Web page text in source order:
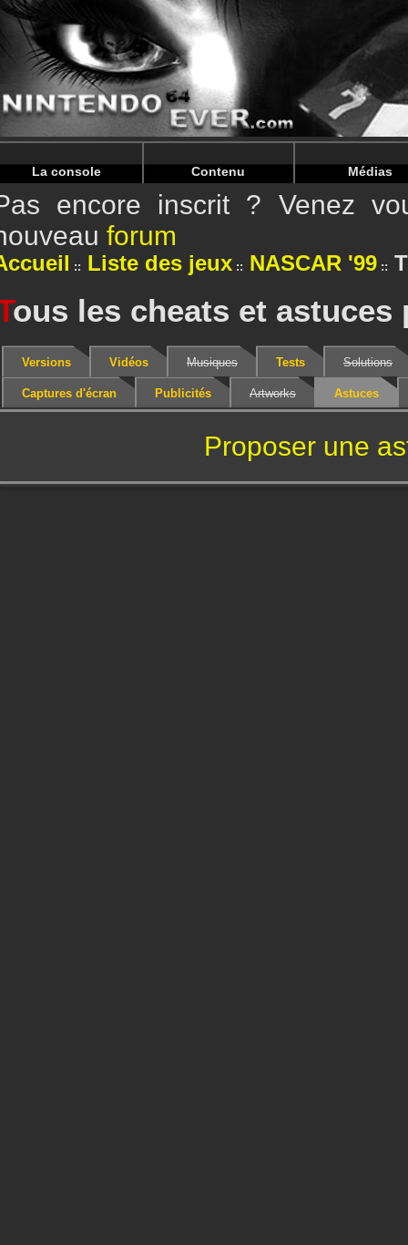
Warning: Undefined array key "HTTP_REFERER" in /
Warning: Undefined array key "HTTP_REFERER" in /
La console Contenu Médias
encore inscrit ? Venez
forum
Liste des jeux NASCAR '99
ous les cheats et astuces
Versions Vidéos Musiques Tests Solutions
Captures d'écran Publicités Artworks Astuces
Proposer une